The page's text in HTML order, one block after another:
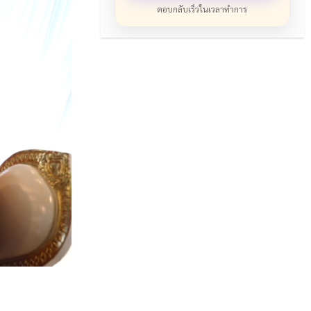
ตอบกลับเร็วในเวลาทำการ